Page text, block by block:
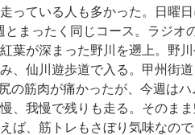
っている人も多かった。日曜
とまったく同じコース。ラジオ
葉が深まった野川を遡上。野
、仙川遊歩道で入る。甲州街
の筋肉が痛かったが、今週は
、我慢で残りも走る。そのま
ば、筋トレもさぼり気味なの